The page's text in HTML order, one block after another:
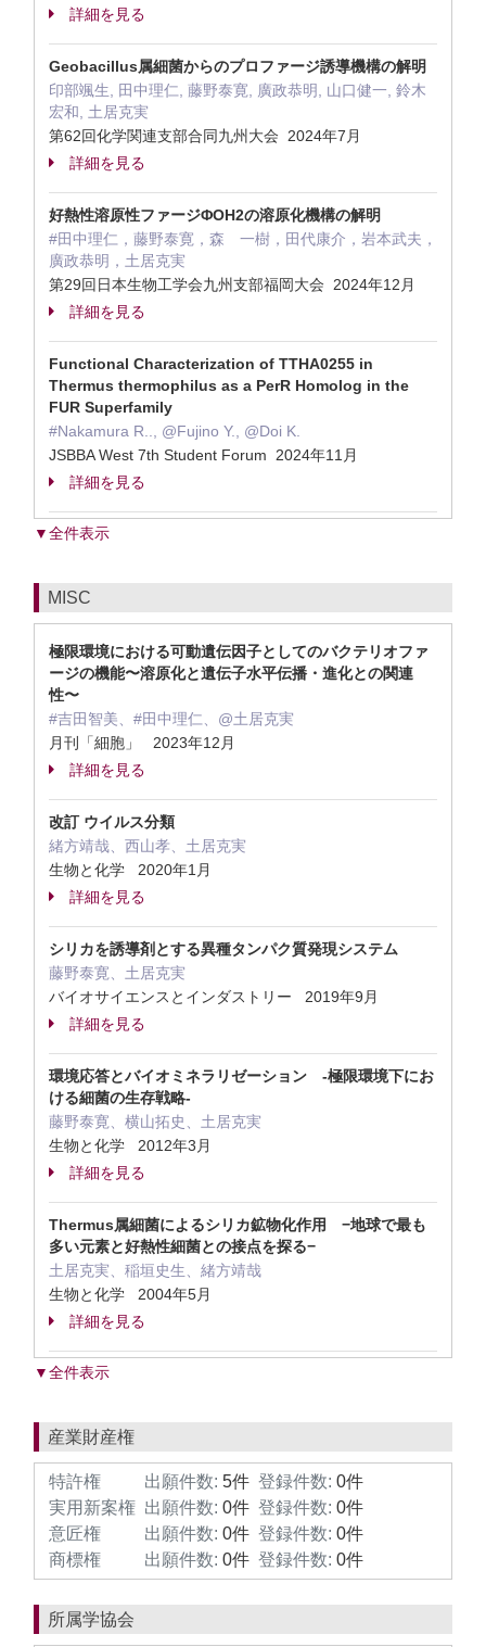
詳細を見る
Geobacillus属細菌からのプロファージ誘導機構の解明
印部颯生, 田中理仁, 藤野泰寛, 廣政恭明, 山口健一, 鈴木
宏和, 土居克実
第62回化学関連支部合同九州大会 2024年7月
詳細を見る
好熱性溶原性ファージΦOH2の溶原化機構の解明
#田中理仁，藤野泰寛，森 一樹，田代康介，岩本武夫，
廣政恭明，土居克実
第29回日本生物工学会九州支部福岡大会 2024年12月
詳細を見る
Functional Characterization of TTHA0255 in
Thermus thermophilus as a PerR Homolog in the
FUR Superfamily
#Nakamura R.., @Fujino Y., @Doi K.
JSBBA West 7th Student Forum 2024年11月
詳細を見る
▼全件表示
MISC
極限環境における可動遺伝因子としてのバクテリオファ
ージの機能〜溶原化と遺伝子水平伝播・進化との関連
性〜
#吉田智美、#田中理仁、@土居克実
月刊「細胞」 2023年12月
詳細を見る
改訂 ウイルス分類
緒方靖哉、西山孝、土居克実
生物と化学 2020年1月
詳細を見る
シリカを誘導剤とする異種タンパク質発現システム
藤野泰寛、土居克実
バイオサイエンスとインダストリー 2019年9月
詳細を見る
環境応答とバイオミネラリゼーション -極限環境下にお
ける細菌の生存戦略-
藤野泰寛、横山拓史、土居克実
生物と化学 2012年3月
詳細を見る
Thermus属細菌によるシリカ鉱物化作用 −地球で最も
多い元素と好熱性細菌との接点を探る−
土居克実、稲垣史生、緒方靖哉
生物と化学 2004年5月
詳細を見る
▼全件表示
産業財産権
特許権 出願件数: 5件 登録件数: 0件
実用新案権 出願件数: 0件 登録件数: 0件
意匠権
出願件数: 0件 登録件数: 0件
商標権
出願件数: 0件 登録件数: 0件
所属学協会